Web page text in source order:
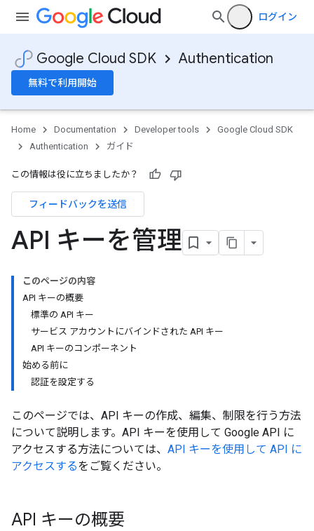
ログイン
Google Cloud SDK Authentication
無料で利用開始
Home Documentation Developer tools
Google Cloud SDK
Authentication
ガイド
この情報は役に立ちましたか？
フィードバックを送信
API キーを管理
このページの内容
API キーの概要
標準の API キー
サービス アカウントにバインドされた API キー
API キーのコンポーネント
始める前に
認証を設定する
このページでは、API キーの作成、編集、制限を行う方法
について説明します。API キーを使用して Google API に
アクセスする方法については、 API キーを使用して API に
アクセスするをご覧ください。
API キーの概要